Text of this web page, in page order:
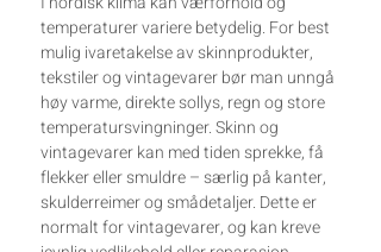
temperaturer variere betydelig. For best
mulig ivaretakelse av skinnprodukter,
tekstiler og vintagevarer bør man unngå
høy varme, direkte sollys, regn og store
temperatursvingninger. Skinn og
vintagevarer kan med tiden sprekke, få
flekker eller smuldre – særlig på kanter,
skulderreimer og smådetaljer. Dette er
normalt for vintagevarer, og kan kreve